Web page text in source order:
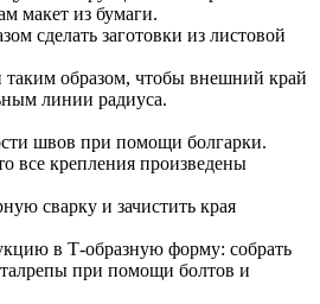
макет из бумаги.
сделать заготовки из листовой
таким образом, чтобы внешний край
линии радиуса.
швов при помощи болгарки.
все крепления произведены
сварку и зачистить края
в Т-образную форму: собрать
при помощи болтов и